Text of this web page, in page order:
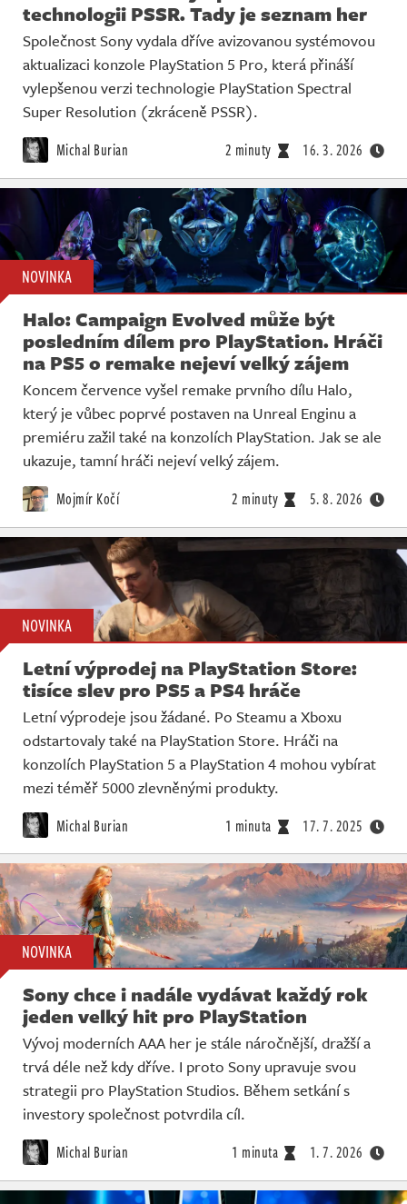
technologii PSSR. Tady je seznam her
Společnost Sony vydala dříve avizovanou systémovou
aktualizaci konzole PlayStation 5 Pro, která přináší
vylepšenou verzi technologie PlayStation Spectral
Super Resolution (zkráceně PSSR).
Michal Burian 2 minuty 16. 3. 2026
NOVINKA
Halo: Campaign Evolved může být
posledním dílem pro PlayStation. Hráči
na PS5 o remake nejeví velký zájem
Koncem července vyšel remake prvního dílu Halo,
který je vůbec poprvé postaven na Unreal Enginu a
premiéru zažil také na konzolích PlayStation. Jak se ale
ukazuje, tamní hráči nejeví velký zájem.
Mojmír Kočí 2 minuty 5. 8. 2026
NOVINKA
Letní výprodej na PlayStation Store:
tisíce slev pro PS5 a PS4 hráče
Letní výprodeje jsou žádané. Po Steamu a Xboxu
odstartovaly také na PlayStation Store. Hráči na
konzolích PlayStation 5 a PlayStation 4 mohou vybírat
mezi téměř 5000 zlevněnými produkty.
Michal Burian 1 minuta 17. 7. 2025
NOVINKA
Sony chce i nadále vydávat každý rok
jeden velký hit pro PlayStation
Vývoj moderních AAA her je stále náročnější, dražší a
trvá déle než kdy dříve. I proto Sony upravuje svou
strategii pro PlayStation Studios. Během setkání s
investory společnost potvrdila cíl.
Michal Burian 1 minuta 1. 7. 2026